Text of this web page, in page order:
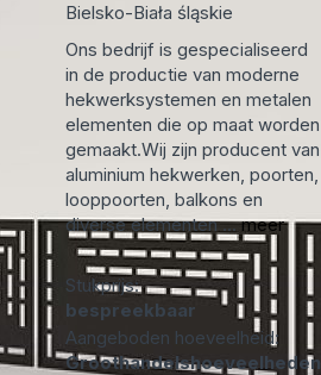
Bielsko-Biała śląskie
Ons bedrijf is gespecialiseerd
in de productie van moderne
hekwerksystemen en metalen
elementen die op maat worden
gemaakt.Wij zijn producent van
aluminium hekwerken, poorten,
looppoorten, balkons en
diverse elementen ...meer
Stukprijs:
bespreekbaar
Aangeboden hoeveelheid:
Groothandelshoeveelheden